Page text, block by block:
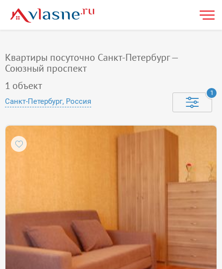
Квартиры посуточно Санкт-Петербург —
Союзный проспект
1 объект
Санкт-Петербург, Россия
1